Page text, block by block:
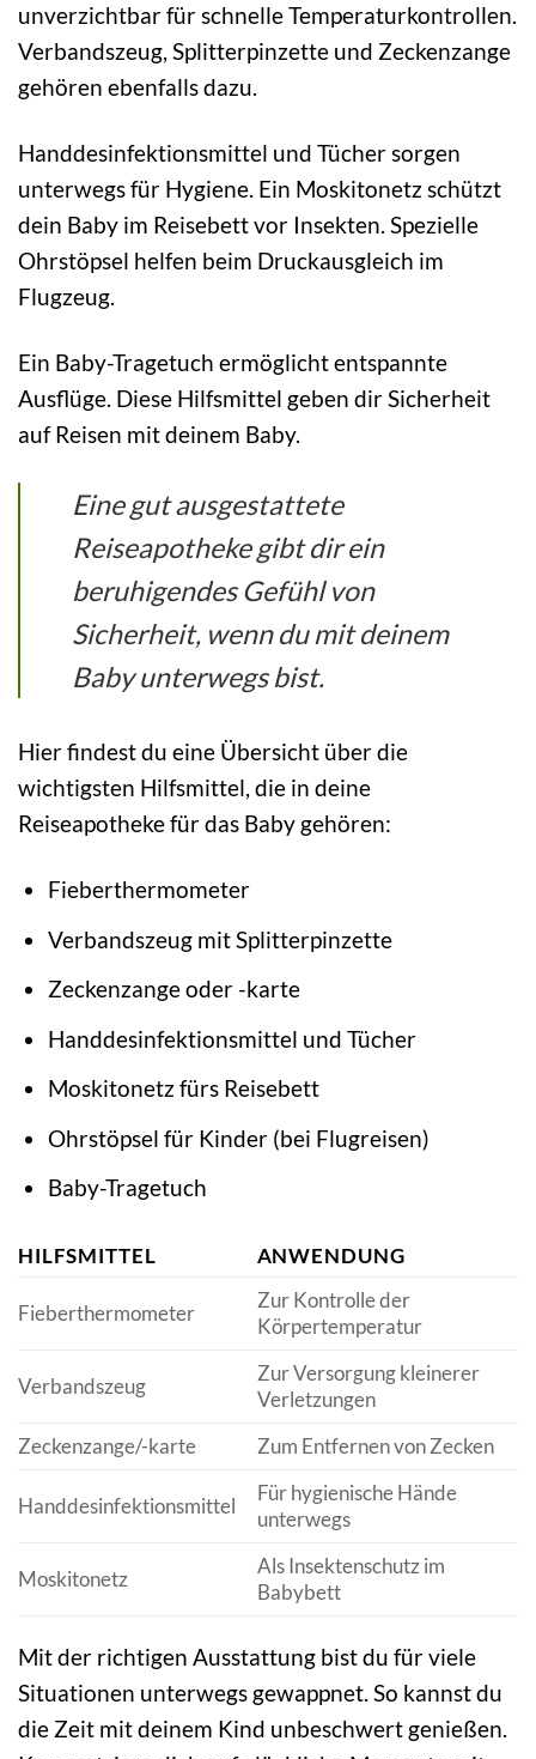
unverzichtbar für schnelle Temperaturkontrollen.
Verbandszeug, Splitterpinzette und Zeckenzange
gehören ebenfalls dazu.
Handdesinfektionsmittel und Tücher sorgen
unterwegs für Hygiene. Ein Moskitonetz schützt
dein Baby im Reisebett vor Insekten. Spezielle
Ohrstöpsel helfen beim Druckausgleich im
Flugzeug.
Ein Baby-Tragetuch ermöglicht entspannte
Ausflüge. Diese Hilfsmittel geben dir Sicherheit
auf Reisen mit deinem Baby.
Eine gut ausgestattete
Reiseapotheke gibt dir ein
beruhigendes Gefühl von
Sicherheit, wenn du mit deinem
Baby unterwegs bist.
Hier findest du eine Übersicht über die
wichtigsten Hilfsmittel, die in deine
Reiseapotheke für das Baby gehören:
Fieberthermometer
Verbandszeug mit Splitterpinzette
Zeckenzange oder -karte
Handdesinfektionsmittel und Tücher
Moskitonetz fürs Reisebett
Ohrstöpsel für Kinder (bei Flugreisen)
Baby-Tragetuch
HILFSMITTEL ANWENDUNG
Fieberthermometer
Zur Kontrolle der
Körpertemperatur
Verbandszeug
Zur Versorgung kleinerer
Verletzungen
Zeckenzange/-karte
Zum Entfernen von Zecken
Handdesinfektionsmittel
Für hygienische Hände
unterwegs
Moskitonetz
Als Insektenschutz im
Babybett
Mit der richtigen Ausstattung bist du für viele
Situationen unterwegs gewappnet. So kannst du
die Zeit mit deinem Kind unbeschwert genießen.